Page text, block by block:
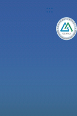
:::